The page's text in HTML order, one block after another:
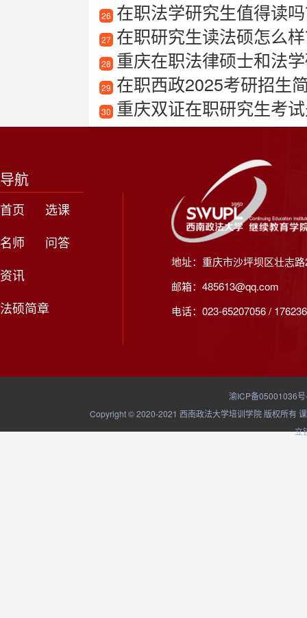
26 在职法学研究生值得读
27 在职研究生读法硕怎么
28 重庆在职法律硕士和法
29 在职西政2025考研招生
30 重庆双证在职研究生考
导航
首页
选课
名师
问答
资讯
法硕简章
地址：重庆市沙坪坝区壮志
邮箱：485613@qq.com
电话：023-65207056 /
渝ICP备05001036
Copyright © 2020-2021 西南政法大学培训学院 版权所有
立